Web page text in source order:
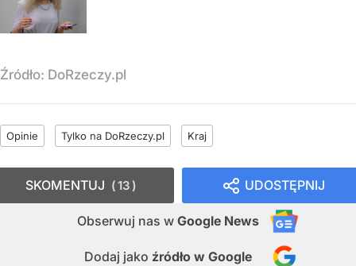
Źródło: DoRzeczy.pl
Opinie Tylko na DoRzeczy.pl Kraj
UDOSTĘPNIJ
Obserwuj nas w Google News
Dodaj jako źródło w Google
SKOMENTUJ 13